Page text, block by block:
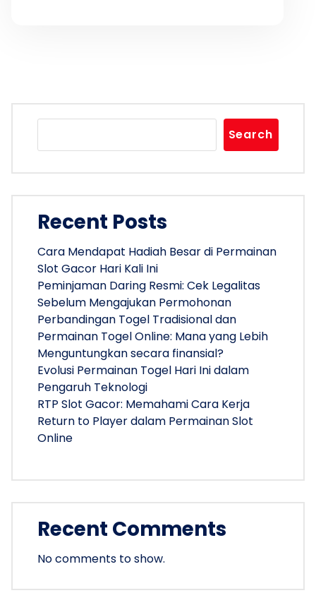
Search
Recent Posts
Cara Mendapat Hadiah Besar di Permainan
Slot Gacor Hari Kali Ini
Peminjaman Daring Resmi: Cek Legalitas
Sebelum Mengajukan Permohonan
Perbandingan Togel Tradisional dan
Permainan Togel Online: Mana yang Lebih
Menguntungkan secara finansial?
Evolusi Permainan Togel Hari Ini dalam
Pengaruh Teknologi
RTP Slot Gacor: Memahami Cara Kerja
Return to Player dalam Permainan Slot
Online
Recent Comments
No comments to show.